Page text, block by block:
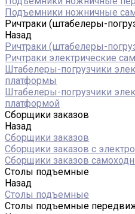
Подъемники ножничные
Ричтраки (штабелеры-
Назад
Ричтраки (штабелеры-
Ричтраки электрические
Штабелеры-погрузчики
платформы
Штабелеры-погрузчики
платформой
Сборщики заказов
Назад
Сборщики заказов
Сборщики заказов с
Сборщики заказов
Столы подъемные
Назад
Столы подъемные
Столы подъемные